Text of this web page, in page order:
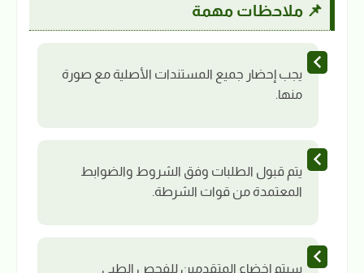
📌 ملاحظات مهمة
يجب إحضار جميع المستندات الأصلية مع صورة
منها.
يتم قبول الطلبات وفق الشروط والضوابط
المعتمدة من قوات الشرطة.
سيتم إخضاع المتقدمين للفحص الطبي